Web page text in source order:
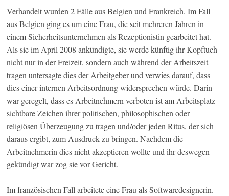
Verhandelt wurden 2 Fälle aus Belgien und Frankreich. Im Fall
aus Belgien ging es um eine Frau, die seit mehreren Jahren in
einem Sicherheitsunternehmen als Rezeptionistin gearbeitet hat.
Als sie im April 2008 ankündigte, sie werde künftig ihr Kopftuch
nicht nur in der Freizeit, sondern auch während der Arbeitszeit
tragen untersagte dies der Arbeitgeber und verwies darauf, dass
dies einer internen Arbeitsordnung widersprechen würde. Darin
war geregelt, dass es Arbeitnehmern verboten ist am Arbeitsplatz
sichtbare Zeichen ihrer politischen, philosophischen oder
religiösen Überzeugung zu tragen und/oder jeden Ritus, der sich
daraus ergibt, zum Ausdruck zu bringen. Nachdem die
Arbeitnehmerin dies nicht akzeptieren wollte und ihr deswegen
gekündigt war zog sie vor Gericht.
Im französischen Fall arbeitete eine Frau als Softwaredesignerin.